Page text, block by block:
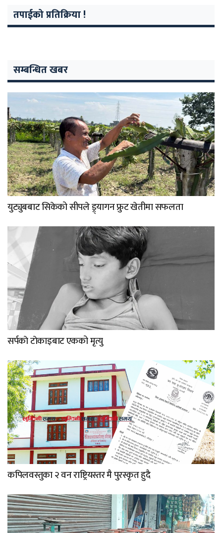
तपाईको प्रतिक्रिया !
सम्बन्धित खबर
युट्युबबाट सिकेको सीपले ड्र्यागन फ्रुट खेतीमा सफलता
सर्पकाे टाेकाइबाट एकको मृत्यु
कपिलवस्तुका २ वन राष्ट्रियस्तर मै पुरस्कृत हुदै